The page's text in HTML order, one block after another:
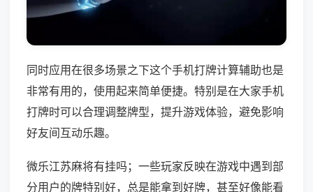
同时应用在很多场景之下这个手机打牌计算辅助也是
非常有用的，使用起来简单便捷。特别是在大家手机
打牌时可以合理调整牌型，提升游戏体验，避免影响
好友间互动乐趣。
微乐江苏麻将有挂吗；一些玩家反映在游戏中遇到部
分用户的牌特别好，总是能拿到好牌，甚至好像能看